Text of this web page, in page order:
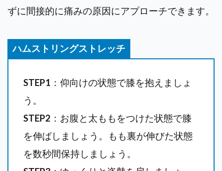
ずに間接的に痛みの原因にアプローチできます。
ハムストリングストレッチ
STEP1 ：仰向けの状態で膝を抱えましょ
う。
STEP2 ：お腹と太ももをつけた状態で膝
を伸ばしましょう。もも裏が伸びた状態
を数秒間保持しましょう。